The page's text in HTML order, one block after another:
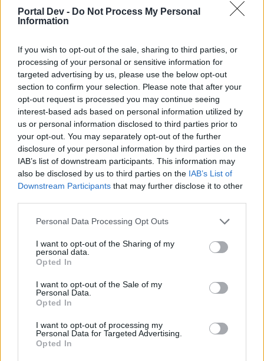
Portal Dev - Do Not Process My Personal
Information
If you wish to opt-out of the sale, sharing to third parties, or
processing of your personal or sensitive information for
targeted advertising by us, please use the below opt-out
section to confirm your selection. Please note that after your
opt-out request is processed you may continue seeing
interest-based ads based on personal information utilized by
us or personal information disclosed to third parties prior to
your opt-out. You may separately opt-out of the further
disclosure of your personal information by third parties on the
IAB’s list of downstream participants. This information may
also be disclosed by us to third parties on the IAB’s List of
Downstream Participants that may further disclose it to other
Personal Data Processing Opt Outs
I want to opt-out of the Sharing of my
personal data.
Opted In
I want to opt-out of the Sale of my
Personal Data.
Opted In
I want to opt-out of processing my
Personal Data for Targeted Advertising.
Opted In
Mitglieder, denen der Beitrag #1792
gefällt
Liebe(r) Forum-Leser/in,
wenn Du in diesem Forum aktiv an den
Gesprächen teilnehmen oder eigene Themen
starten möchtest, musst Du Dich bitte zunächst
im Spiel einloggen. Falls Du noch keinen
Spielaccount besitzt, bitte registriere Dich neu.
Wir freuen uns auf Deinen nächsten Besuch in
unserem Forum!„Zum Spiel“
Freiherr des Forums, weiblich
Kahlestra
Quark0815
Beiträge: 674 Zustimmungen: 11.757 Punkte für Erfolge: 750
LottaMR1